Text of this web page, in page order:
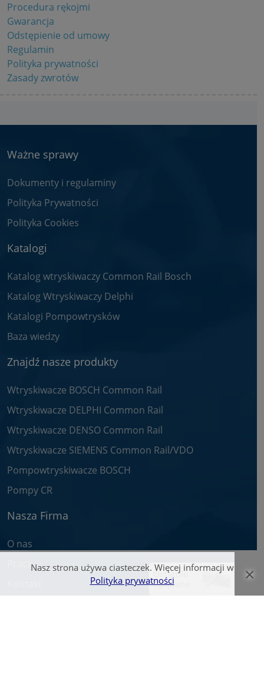
Procedura rękojmi
Gwarancja
Odstępienie od umowy
Regulamin
Polityka prywatności
Zasady zwrotów
Nasz strona używa ciasteczek. Więcej informacji w
Polityka prywatności
×
Ostatnio
oglądane
Ważne sprawy
Dokumenty i regulaminy
Polityka Prywatności
Polityka Cookies
Katalogi
Katalog wtryskiwaczy Common Rail Bosch
Katalog Wtryskiwaczy Delphi
Katalogi Pompowtrysków
Baza wiedzy
Znajdź nasze produkty
Wtryskiwacze BOSCH Common Rail
Wtryskiwacze DELPHI Common Rail
Wtryskiwacze DENSO Common Rail
Wtryskiwacze SIEMENS Common Rail/VDO
Pompowtryskiwacze BOSCH
Pompy CR
Nasza Firma
O nas
Praca